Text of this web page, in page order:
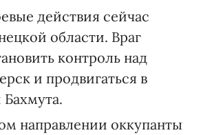
действия сейчас
области. Враг
контроль над
и продвигаться в
направлении оккупанты